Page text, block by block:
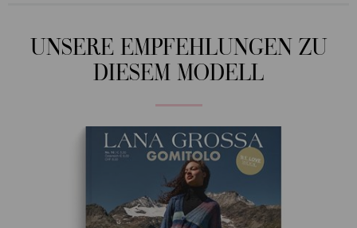
UNSERE EMPFEHLUNGEN ZU
DIESEM MODELL